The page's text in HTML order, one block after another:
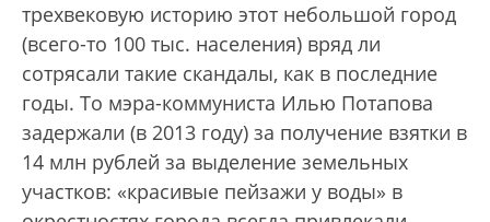
трехвековую историю этот небольшой город
(всего-то 100 тыс. населения) вряд ли
сотрясали такие скандалы, как в последние
годы. То мэра-коммуниста Илью Потапова
задержали (в 2013 году) за получение взятки в
14 млн рублей за выделение земельных
участков: «красивые пейзажи у воды» в